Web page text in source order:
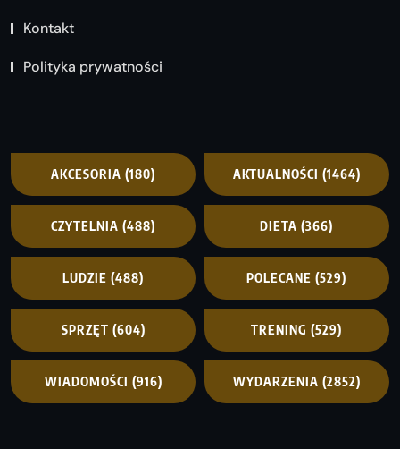
Kontakt
Polityka prywatności
AKCESORIA (180) AKTUALNOŚCI (1464)
CZYTELNIA (488) DIETA (366)
LUDZIE (488) POLECANE (529)
SPRZĘT (604) TRENING (529)
WIADOMOŚCI (916) WYDARZENIA (2852)